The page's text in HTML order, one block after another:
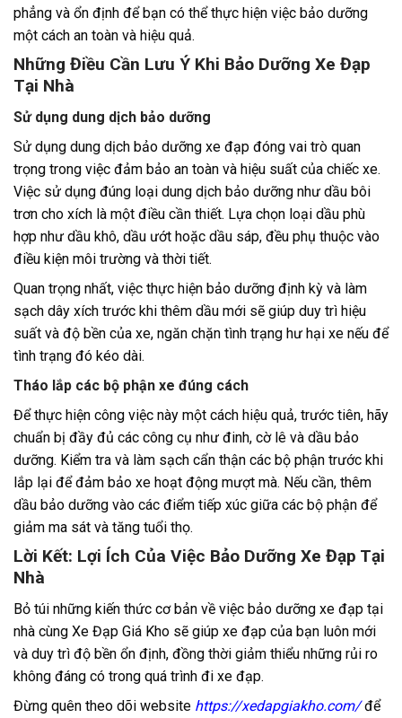
phẳng và ổn định để bạn có thể thực hiện việc bảo dưỡng
một cách an toàn và hiệu quả.
Những Điều Cần Lưu Ý Khi Bảo Dưỡng Xe Đạp
Tại Nhà
Sử dụng dung dịch bảo dưỡng
Sử dụng dung dịch bảo dưỡng xe đạp đóng vai trò quan
trọng trong việc đảm bảo an toàn và hiệu suất của chiếc xe.
Việc sử dụng đúng loại dung dịch bảo dưỡng như dầu bôi
trơn cho xích là một điều cần thiết. Lựa chọn loại dầu phù
hợp như dầu khô, dầu ướt hoặc dầu sáp, đều phụ thuộc vào
điều kiện môi trường và thời tiết.
Quan trọng nhất, việc thực hiện bảo dưỡng định kỳ và làm
sạch dây xích trước khi thêm dầu mới sẽ giúp duy trì hiệu
suất và độ bền của xe, ngăn chặn tình trạng hư hại xe nếu để
tình trạng đó kéo dài.
Tháo lắp các bộ phận xe đúng cách
Để thực hiện công việc này một cách hiệu quả, trước tiên, hãy
chuẩn bị đầy đủ các công cụ như đinh, cờ lê và dầu bảo
dưỡng. Kiểm tra và làm sạch cẩn thận các bộ phận trước khi
lắp lại để đảm bảo xe hoạt động mượt mà. Nếu cần, thêm
dầu bảo dưỡng vào các điểm tiếp xúc giữa các bộ phận để
giảm ma sát và tăng tuổi thọ.
Lời Kết: Lợi Ích Của Việc Bảo Dưỡng Xe Đạp Tại
Nhà
Bỏ túi những kiến thức cơ bản về việc bảo dưỡng xe đạp tại
nhà cùng Xe Đạp Giá Kho sẽ giúp xe đạp của bạn luôn mới
và duy trì độ bền ổn định, đồng thời giảm thiểu những rủi ro
không đáng có trong quá trình đi xe đạp.
Đừng quên theo dõi website https://xedapgiakho.com/để